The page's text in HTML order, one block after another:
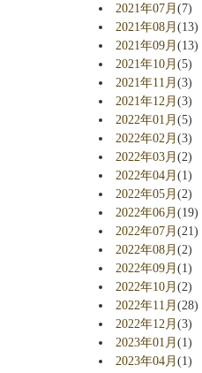
2021年07月(7)
2021年08月(13)
2021年09月(13)
2021年10月(5)
2021年11月(3)
2021年12月(3)
2022年01月(5)
2022年02月(3)
2022年03月(2)
2022年04月(1)
2022年05月(2)
2022年06月(19)
2022年07月(21)
2022年08月(2)
2022年09月(1)
2022年10月(2)
2022年11月(28)
2022年12月(3)
2023年01月(1)
2023年04月(1)